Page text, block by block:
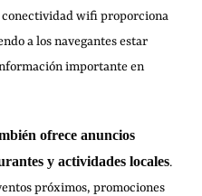
conectividad wifi proporciona
a los navegantes estar
importante en
ofrece anuncios
y actividades locales.
próximos, promociones